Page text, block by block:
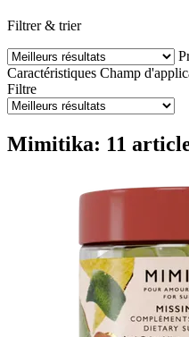
Filtrer & trier
Caractéristiques Champ
Filtre
Mimitika: 11